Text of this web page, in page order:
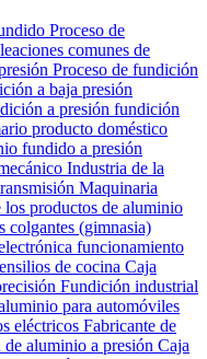
Proceso de
comunes de
Proceso de fundición
a baja presión
a presión fundición
producto doméstico
fundido a presión
Industria de la
Maquinaria
los productos de aluminio
colgantes (gimnasia)
funcionamiento
de cocina Caja
Fundición industrial
para automóviles
eléctricos Fabricante de
aluminio a presión Caja